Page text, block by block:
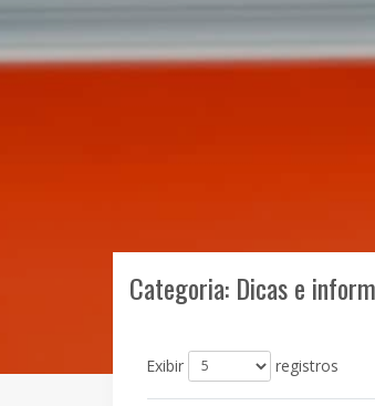
Categoria: Dicas e
Exibir registros